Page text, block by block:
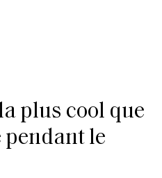
plus cool que
pendant le